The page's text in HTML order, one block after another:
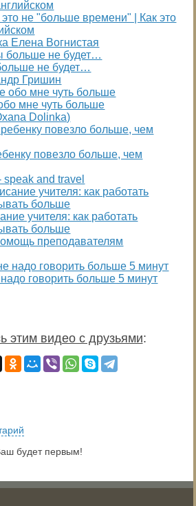
не "больше времени" | Как это
Елена Вогнистая
не будет…
Гришин
мне чуть больше
Dolinka)
повезло больше, чем
and travel
учителя: как работать
больше
преподавателям
говорить больше 5 минут
этим видео с друзьями:
будет первым!